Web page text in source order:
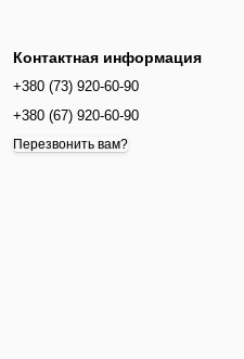
Контактная информация
+380 (73) 920-60-90
+380 (67) 920-60-90
Перезвонить вам?